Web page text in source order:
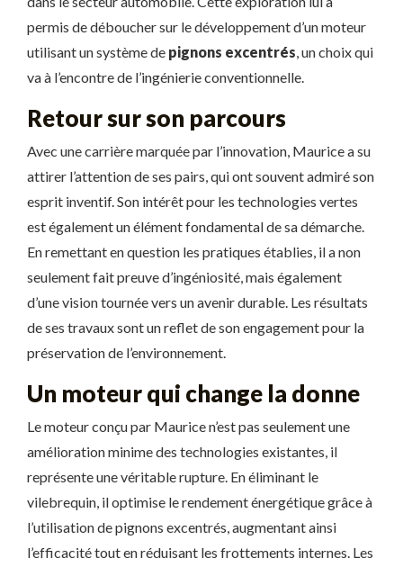
permis de déboucher sur le développement d’un moteur
utilisant un système de pignons excentrés , un choix qui
va à l’encontre de l’ingénierie conventionnelle.
Retour sur son parcours
Avec une carrière marquée par l’innovation, Maurice a su
attirer l’attention de ses pairs, qui ont souvent admiré son
esprit inventif. Son intérêt pour les technologies vertes
est également un élément fondamental de sa démarche.
En remettant en question les pratiques établies, il a non
seulement fait preuve d’ingéniosité, mais également
d’une vision tournée vers un avenir durable. Les résultats
de ses travaux sont un reflet de son engagement pour la
préservation de l’environnement.
Un moteur qui change la donne
Le moteur conçu par Maurice n’est pas seulement une
amélioration minime des technologies existantes, il
représente une véritable rupture. En éliminant le
vilebrequin, il optimise le rendement énergétique grâce à
l’utilisation de pignons excentrés, augmentant ainsi
l’efficacité tout en réduisant les frottements internes. Les